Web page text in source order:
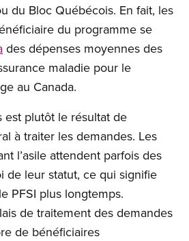
du Bloc Québécois. En fait, les
du programme se
des dépenses moyennes des
maladie pour le
au Canada.
est plutôt le résultat de
à traiter les demandes. Les
l’asile attendent parfois des
de leur statut, ce qui signifie
PFSI plus longtemps.
de traitement des demandes
de bénéficiaires